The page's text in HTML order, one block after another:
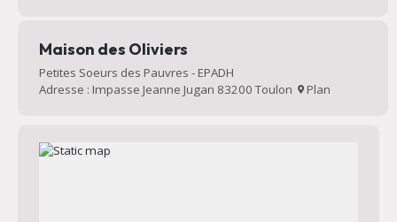
Maison des Oliviers
Petites Soeurs des Pauvres - EPADH
Adresse : Impasse Jeanne Jugan 83200 Toulon
Plan